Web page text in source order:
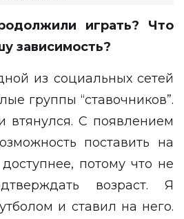
играть? Что
зависимость?
из социальных сетей
группы “ставочников”.
втянулся. С появлением
поставить на
потому что не
возраст. Я
и ставил на него.